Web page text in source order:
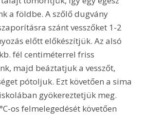
a földbe. A szőlő dugvány
szánt vesszőket 1-2
előtt előkészítjük. Az alsó
fél centiméterrel friss
majd beáztatjuk a vesszőt,
pótoljuk. Ezt követően a sima
gyökereztetjük meg.
os felmelegedését követően